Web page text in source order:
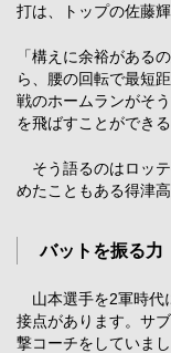
打は、トップの佐藤
「構えに余裕がある
ら、腰の回転で最短
戦のホームランがそ
を飛ばすことができ
そう語るのはロッ
めたこともある得津高
バットを振る力
山本選手を2軍時代
接点があります。サ
撃コーチをしていまし